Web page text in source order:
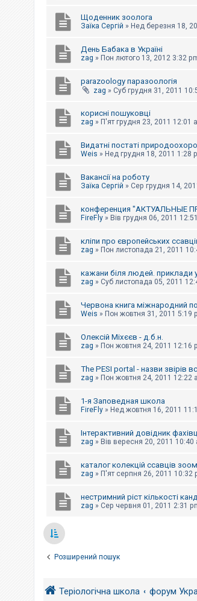
Щоденник зоолога
Заїка Сергій » Нед березня 18,
День Бабака в Україні
zag » Пон лютого 13, 2012 3:32
parazoology паразоологія
zag » Суб грудня 31, 2011
корисні пошуковці
zag » П'ят грудня 23, 2011 12:01
Видатні постаті
Weis » Нед грудня 18, 2011 1:28
Вакансії на роботу
Заїка Сергій » Сер грудня 14,
конференция "АКТУАЛЬНЫЕ
FireFly » Вів грудня 06, 2011
кліпи про європейських
zag » Пон листопада 21, 2011
кажани біля людей. приклади
zag » Суб листопада 05, 2011
Червона книга міжнародний
Weis » Пон жовтня 31, 2011 5:19
Олексій Міхєєв - д.б.н.
zag » Пон жовтня 24, 2011 12:16
The PESI portal - назви звірів
zag » Пон жовтня 24, 2011 12:22
1-я Заповедная школа
FireFly » Нед жовтня 16, 2011
Інтерактивний довідник
zag » Вів вересня 20, 2011 10:40
каталог колекцій ссавців
zag » П'ят серпня 26, 2011 10:32
нестримний ріст кількості
zag » Сер червня 01, 2011 2:31
Розширений пошук
Теріологічна школа форум